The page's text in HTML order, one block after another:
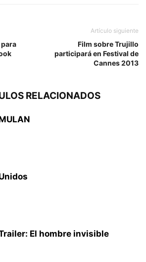
Artículo siguiente
Film sobre Trujillo
participará en Festival de
Cannes 2013
RELACIONADOS
El hombre invisible